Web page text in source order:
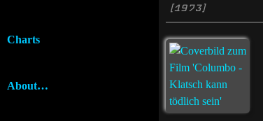
Charts
About…
[1973]